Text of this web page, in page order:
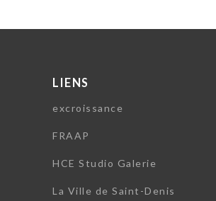
LIENS
excroissance
FRAAP
HCE Studio Galerie
La Ville de Saint-Denis